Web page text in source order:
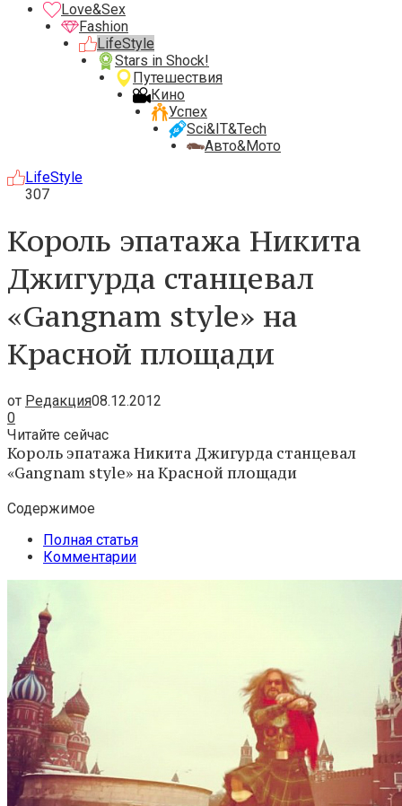
Love&Sex
Fashion
LifeStyle
Stars in Shock!
Путешествия
Кино
Успех
Sci&IT&Tech
Авто&Мото
LifeStyle
307
Король эпатажа Никита
Джигурда станцевал
«Gangnam style» на
Красной площади
от Редакция08.12.2012
0
Читайте сейчас
Король эпатажа Никита Джигурда станцевал
«Gangnam style» на Красной площади
Содержимое
Полная статья
Комментарии